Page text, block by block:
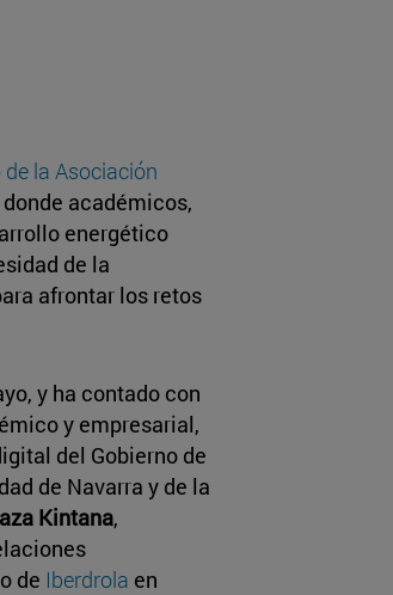
la Asociación
académicos,
energético
de la
afrontar los retos
y ha contado con
y empresarial,
del Gobierno de
de Navarra y de la
Kintana,
de Iberdrola en